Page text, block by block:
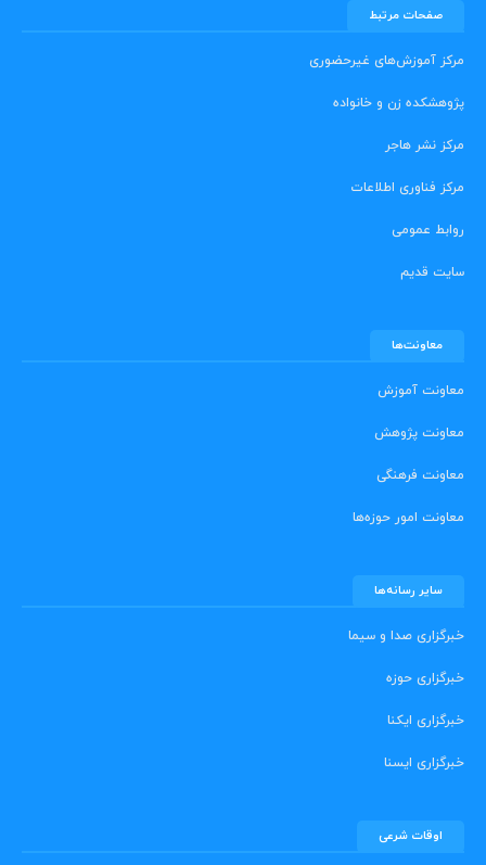
صفحات مرتبط
مرکز آموزش‌های غیرحضوری
پژوهشکده زن و خانواده
مرکز نشر هاجر
مرکز فناوری اطلاعات
روابط عمومی
سایت قدیم
معاونت‌ها
معاونت آموزش
معاونت پژوهش
معاونت فرهنگی
معاونت امور حوزه‌ها
سایر رسانه‌ها
خبرگزاری صدا و سیما
خبرگزاری حوزه
خبرگزاری ایکنا
خبرگزاری ایسنا
اوقات شرعی